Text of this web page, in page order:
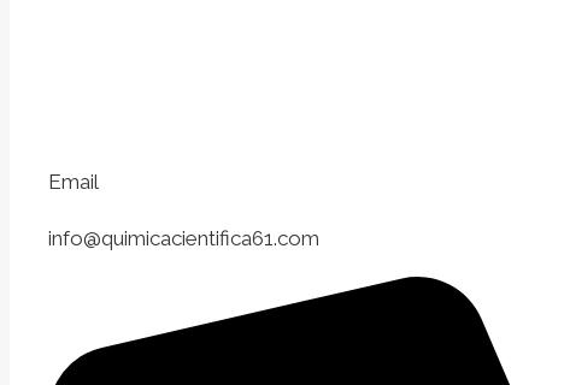
Email
info@quimicacientifica61.com